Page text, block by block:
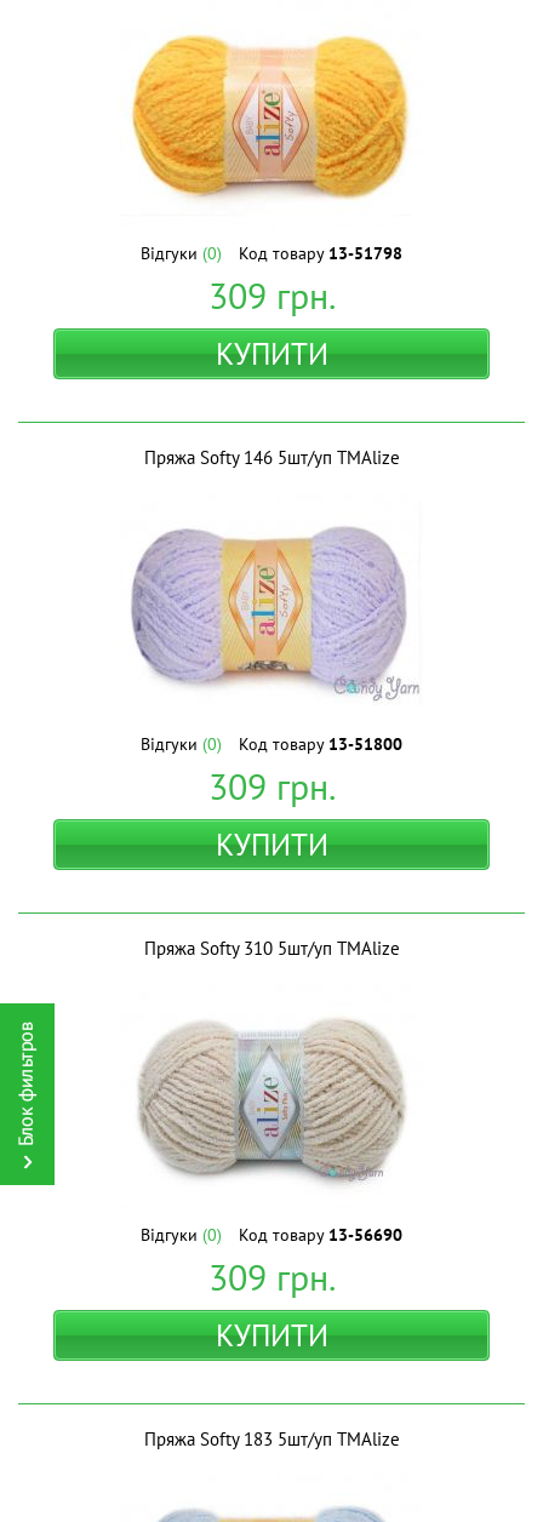
Відгуки (0) Код товару 13-51798
309 грн.
КУПИТИ
Пряжа Softy 146 5шт/уп ТМAlize
Відгуки (0) Код товару 13-51800
309 грн.
КУПИТИ
Пряжа Softy 310 5шт/уп ТМAlize
Відгуки (0) Код товару 13-56690
309 грн.
КУПИТИ
Пряжа Softy 183 5шт/уп ТМAlize